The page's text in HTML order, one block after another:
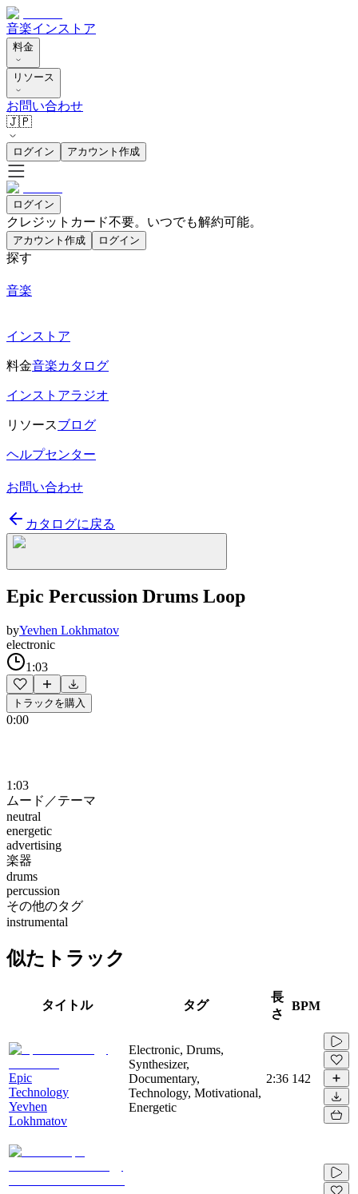
音楽インストア
料金
リソース
お問い合わせ
🇯🇵
ログイン アカウント作成
ログイン
クレジットカード不要。いつでも解約可能。
アカウント作成 ログイン
探す
音楽
インストア
料金音楽カタログ
インストアラジオ
リソースブログ
ヘルプセンター
お問い合わせ
カタログに戻る
Epic Percussion Drums Loop
byYevhen Lokhmatov
electronic
1:03
トラックを購入
0:00
1:03
ムード／テーマ
neutral
energetic
advertising
楽器
drums
percussion
その他のタグ
instrumental
似たトラック
タイトル タグ
長
さ
BPM
Epic
Technology
Yevhen
Lokhmatov
Electronic, Drums,
Synthesizer,
Documentary,
Technology, Motivational,
Energetic
2:36 142